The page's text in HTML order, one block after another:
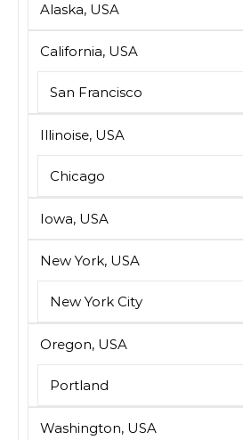
Alaska, USA
California, USA
San Francisco
Illinoise, USA
Chicago
Iowa, USA
New York, USA
New York City
Oregon, USA
Portland
Washington, USA